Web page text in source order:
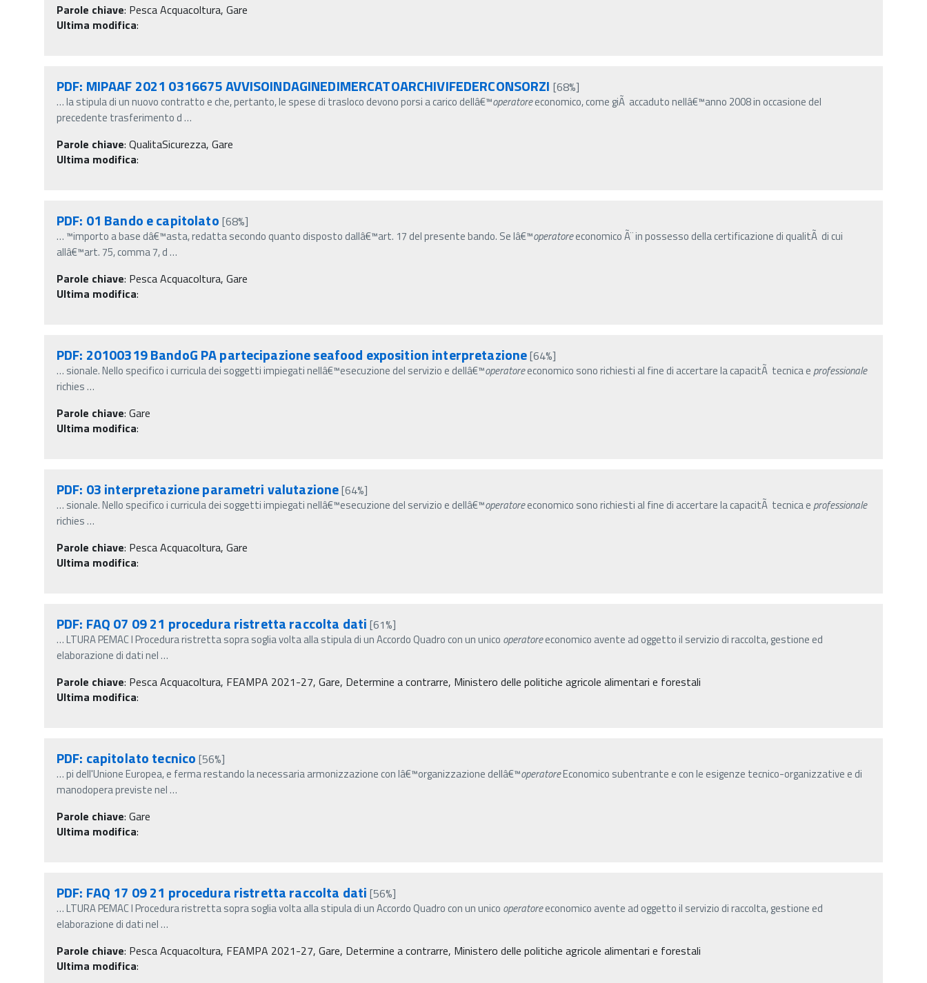
Parole chiave: Pesca Acquacoltura, Gare
Ultima modifica:
PDF: MIPAAF 2021 0316675 AVVISOINDAGINEDIMERCATOARCHIVIFEDERCONSORZI [68%]
…la stipula di un nuovo contratto e che, pertanto, le spese di trasloco devono porsi a carico dellâ€™operatoreeconomico, come giÃ accaduto nellâ€™anno 2008 in occasione del
precedente trasferimento d…
Parole chiave: QualitaSicurezza, Gare
Ultima modifica:
PDF: 01 Bando e capitolato [68%]
… ™importo a base dâ€™asta, redatta secondo quanto disposto dallâ€™art. 17 del presente bando. Se lâ€™operatoreeconomico Ã¨ in possesso della certificazione di qualitÃ di cui
allâ€™art. 75, comma 7, d…
Parole chiave: Pesca Acquacoltura, Gare
Ultima modifica:
PDF: 20100319 BandoG PA partecipazione seafood exposition interpretazione[64%]
… sionale. Nello specifico i curricula dei soggetti impiegati nellâ€™esecuzione del servizio e dellâ€™operatoreeconomico sono richiesti al fine di accertare la capacitÃ tecnica eprofessionale
richies…
Parole chiave: Gare
Ultima modifica:
PDF: 03 interpretazione parametri valutazione[64%]
… sionale. Nello specifico i curricula dei soggetti impiegati nellâ€™esecuzione del servizio e dellâ€™operatoreeconomico sono richiesti al fine di accertare la capacitÃ tecnica eprofessionale
richies…
Parole chiave: Pesca Acquacoltura, Gare
Ultima modifica:
PDF: FAQ 07 09 21 procedura ristretta raccolta dati [61%]
…LTURA PEMAC I Procedura ristretta sopra soglia volta alla stipula di un Accordo Quadro con un unico operatoreeconomico avente ad oggetto il servizio di raccolta, gestione ed
elaborazione di dati nel…
Parole chiave: Pesca Acquacoltura, FEAMPA 2021-27, Gare, Determine a contrarre, Ministero delle politiche agricole alimentari e forestali
Ultima modifica:
PDF: capitolato tecnico [56%]
…pi dell'Unione Europea, e ferma restando la necessaria armonizzazione con lâ€™organizzazione dellâ€™operatoreEconomico subentrante e con le esigenze tecnico-organizzative e di
manodopera previste nel…
Parole chiave: Gare
Ultima modifica:
PDF: FAQ 17 09 21 procedura ristretta raccolta dati [56%]
…LTURA PEMAC I Procedura ristretta sopra soglia volta alla stipula di un Accordo Quadro con un unico operatoreeconomico avente ad oggetto il servizio di raccolta, gestione ed
elaborazione di dati nel…
Parole chiave: Pesca Acquacoltura, FEAMPA 2021-27, Gare, Determine a contrarre, Ministero delle politiche agricole alimentari e forestali
Ultima modifica: